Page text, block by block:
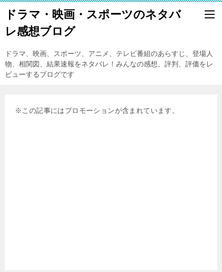
ドラマ・映画・スポーツのネタバ
レ感想ブログ
ドラマ、映画、スポーツ、アニメ、テレビ番組のあらすじ、登場人
物、相関図、結果速報をネタバレ！みんなの感想、評判、評価をレ
ビューするブログです
※この記事にはプロモーションが含まれています。